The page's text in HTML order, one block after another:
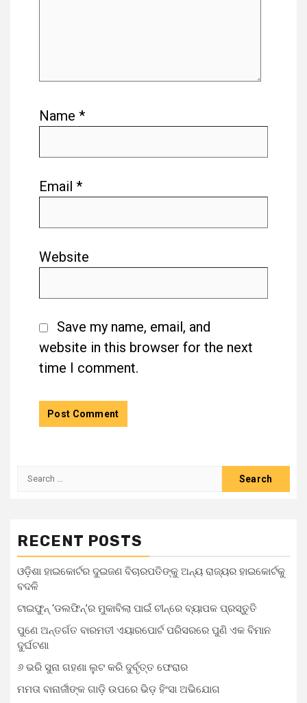
Name *
Email *
Website
Save my name, email, and
website in this browser for the next
time I comment.
Search
RECENT POSTS
ଓଡ଼ିଶା ହାଇକୋର୍ଟର ଦୁଇଜଣ ବିଚାରପତିଙ୍କୁ ଅନ୍ୟ ରାଜ୍ୟର ହାଇକୋର୍ଟକୁ
ବଦଳି
ଟାଇଫୁନ୍ ‘ଡଲଫିନ୍’ର ମୁକାବିଲା ପାଇଁ ଚୀନ୍‌ରେ ବ୍ୟାପକ ପ୍ରସ୍ତୁତି
ପୁଣେ ଅନ୍ତର୍ଗତ ବାରମତୀ ଏୟାରପୋର୍ଟ ପରିସରରେ ପୁଣି ଏକ ବିମାନ
ଦୁର୍ଘଟଣା
୬ ଭରି ସୁନା ଗହଣା ଲୁଟ କରି ଦୁର୍ବୃତ୍ତ ଫେରାର
ମମତା ବାନାର୍ଜୀଙ୍କ ଗାଡ଼ି ଉପରେ ଭିଡ଼ ହିଂସା ଅଭିଯୋଗ